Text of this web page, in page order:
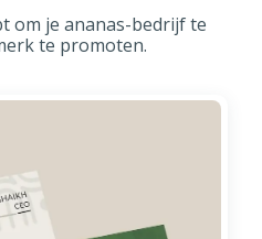
om je ananas-bedrijf te
te promoten.